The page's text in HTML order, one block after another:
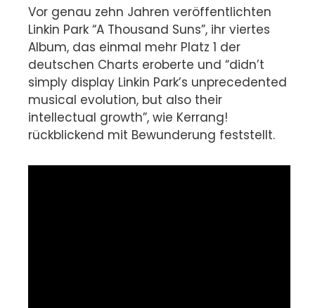
Vor genau zehn Jahren veröffentlichten
Linkin Park “A Thousand Suns”, ihr viertes
Album, das einmal mehr Platz 1 der
deutschen Charts eroberte und “didn’t
simply display Linkin Park’s unprecedented
musical evolution, but also their
intellectual growth”, wie Kerrang!
rückblickend mit Bewunderung feststellt.